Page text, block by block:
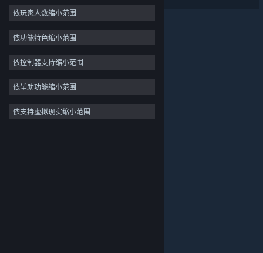
关于蒸汽平台|退款政策|软件许可服务协议
个人信息保护政策|个人信息出境告知书|
独立
休闲
模拟
竞速
体育
视频制作
依玩家人数缩小范围
依功能特色缩小范围
依控制器支持缩小范围
依辅助功能缩小范围
依支持虚拟现实缩小范围